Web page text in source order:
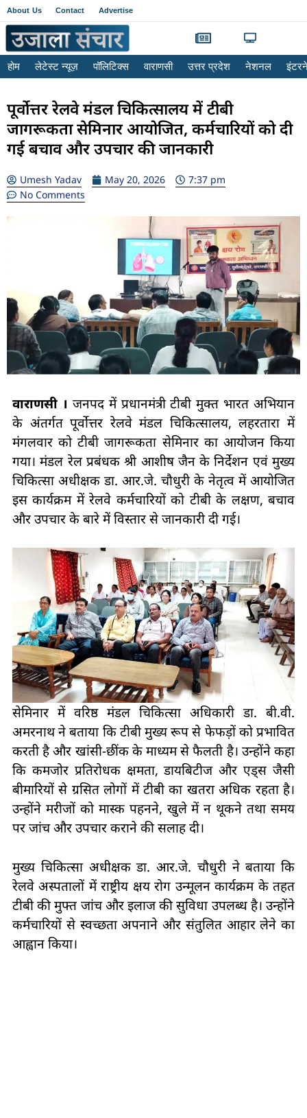
About Us Contact Advertise
होम लेटेस्ट न्यूज़ पॉलिटिक्स वाराणसी उत्तर प्रदेश नेशनल
पूर्वोत्तर रेलवे मंडल चिकित्सालय में टीबी
जागरूकता सेमिनार आयोजित, कर्मचारियों को दी
गई बचाव और उपचार की जानकारी
Umesh Yadav May 20, 2026
7:37 pm
No Comments
वाराणसी । जनपद में प्रधानमंत्री टीबी मुक्त भारत अभियान
के अंतर्गत पूर्वोत्तर रेलवे मंडल चिकित्सालय, लहरतारा में
मंगलवार को टीबी जागरूकता सेमिनार का आयोजन किया
गया। मंडल रेल प्रबंधक श्री आशीष जैन के निर्देशन एवं मुख्य
चिकित्सा अधीक्षक डा. आर.जे. चौधुरी के नेतृत्व में आयोजित
इस कार्यक्रम में रेलवे कर्मचारियों को टीबी के लक्षण, बचाव
और उपचार के बारे में विस्तार से जानकारी दी गई।
सेमिनार में वरिष्ठ मंडल चिकित्सा अधिकारी डा. बी.वी.
अमरनाथ ने बताया कि टीबी मुख्य रूप से फेफड़ों को प्रभावित
करती है और खांसी-छींक के माध्यम से फैलती है। उन्होंने कहा
कि कमजोर प्रतिरोधक क्षमता, डायबिटीज और एड्स जैसी
बीमारियों से ग्रसित लोगों में टीबी का खतरा अधिक रहता है।
उन्होंने मरीजों को मास्क पहनने, खुले में न थूकने तथा समय
पर जांच और उपचार कराने की सलाह दी।
मुख्य चिकित्सा अधीक्षक डा. आर.जे. चौधुरी ने बताया कि
रेलवे अस्पतालों में राष्ट्रीय क्षय रोग उन्मूलन कार्यक्रम के तहत
टीबी की मुफ्त जांच और इलाज की सुविधा उपलब्ध है। उन्होंने
कर्मचारियों से स्वच्छता अपनाने और संतुलित आहार लेने का
आह्वान किया।